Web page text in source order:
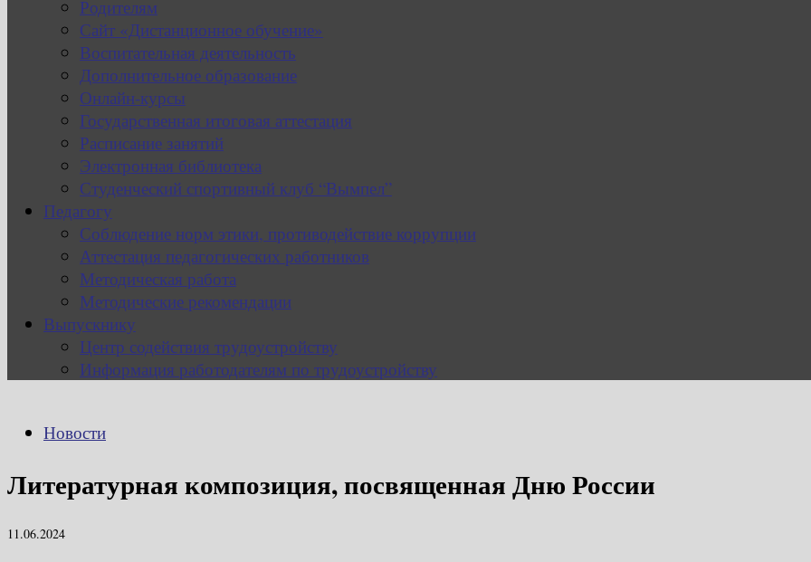
Родителям
Сайт «Дистанционное обучение»
Воспитательная деятельность
Дополнительное образование
Онлайн-курсы
Государственная итоговая аттестация
Расписание занятий
Электронная библиотека
Студенческий спортивный клуб “Вымпел”
Педагогу
Соблюдение норм этики, противодействие коррупции
Аттестация педагогических работников
Методическая работа
Методические рекомендации
Выпускнику
Центр содействия трудоустройству
Информация работодателям по трудоустройству
Новости
Литературная композиция, посвященная Дню России
11.06.2024